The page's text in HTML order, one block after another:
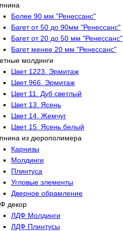
Более 90 мм "Ренессанс"
Багет от 50 до 90мм "Ренессанс"
Багет от 20 до 50 мм "Ренессанс"
Багет менее 20 мм "Ренессанс"
молдинги
Цвет 1223. Эрмитаж
Цвет 966. Эрмитаж
Цвет 11. Дуб светлый
Цвет 13. Ясень
Цвет 14. Жемчуг
Цвет 15. Ясень белый
из дюрополимера
Карнизы
Молдинги
Плинтуса
Угловые элементы
Дверное обрамление
декор
ЛДФ Молдинги
ЛДФ Плинтусы